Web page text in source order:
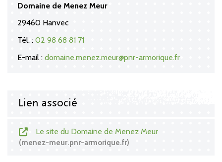
Domaine de Menez Meur
29460 Hanvec
Tél. : 02 98 68 81 71
E-mail : domaine.menez.meur@pnr-armorique.fr
Lien associé
Le site du Domaine de Menez Meur
menez-meur.pnr-armorique.fr